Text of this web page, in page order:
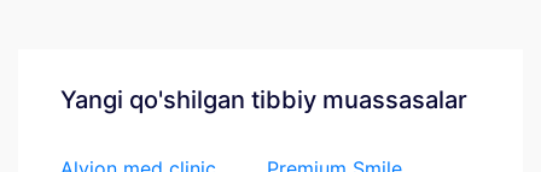
Yangi qo'shilgan tibbiy muassasalar